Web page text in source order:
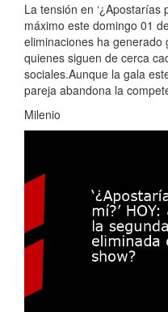
La tensión en ‘¿Apostarías
máximo este domingo 01
eliminaciones ha generado
quienes siguen de cerca
sociales.Aunque la gala
pareja abandona la
Milenio